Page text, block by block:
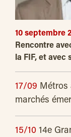
10 septembre
Rencontre
la FIF, et avec
17/09 Métros
marchés
15/10 14e